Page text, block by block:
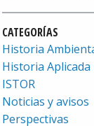
CATEGORÍAS
Historia
Historia Aplicada
ISTOR
Noticias y avisos
Perspectivas